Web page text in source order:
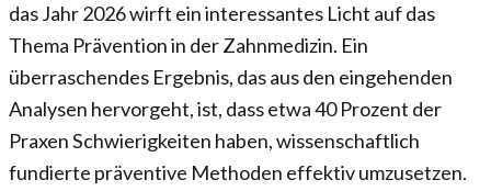
das Jahr 2026 wirft ein interessantes Licht auf das
Thema Prävention in der Zahnmedizin. Ein
überraschendes Ergebnis, das aus den eingehenden
Analysen hervorgeht, ist, dass etwa 40 Prozent der
Praxen Schwierigkeiten haben, wissenschaftlich
fundierte präventive Methoden effektiv umzusetzen.